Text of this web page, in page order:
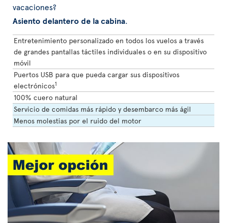
vacaciones?
Asiento delantero de la cabina.
Entretenimiento personalizado en todos los vuelos a través
de grandes pantallas táctiles individuales o en su dispositivo
móvil
Puertos USB para que pueda cargar sus dispositivos
electrónicos1
100% cuero natural
Servicio de comidas más rápido y desembarco más ágil
Menos molestias por el ruido del motor